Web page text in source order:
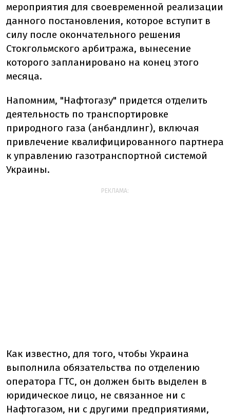
мероприятия для своевременной реализации
данного постановления, которое вступит в
силу после окончательного решения
Стокгольмского арбитража, вынесение
которого запланировано на конец этого
месяца.
Напомним, "Нафтогазу" придется отделить
деятельность по транспортировке
природного газа (анбандлинг), включая
привлечение квалифицированного партнера
к управлению газотранспортной системой
Украины.
РЕКЛАМА:
Как известно, для того, чтобы Украина
выполнила обязательства по отделению
оператора ГТС, он должен быть выделен в
юридическое лицо, не связанное ни с
Нафтогазом, ни с другими предприятиями,